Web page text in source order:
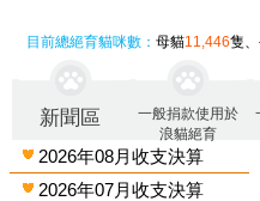
目前總絕育貓咪數：母貓11,446隻
新聞區
一般捐款使用於
浪貓絕育
2026年08月收支決算
2026年07月收支決算